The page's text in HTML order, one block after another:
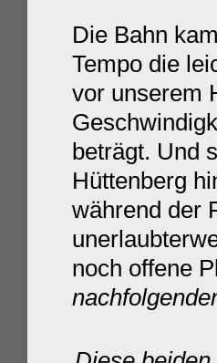
Die Bahn
Tempo die
vor unserem
beträgt. Und
Hüttenberg
während der
noch offene